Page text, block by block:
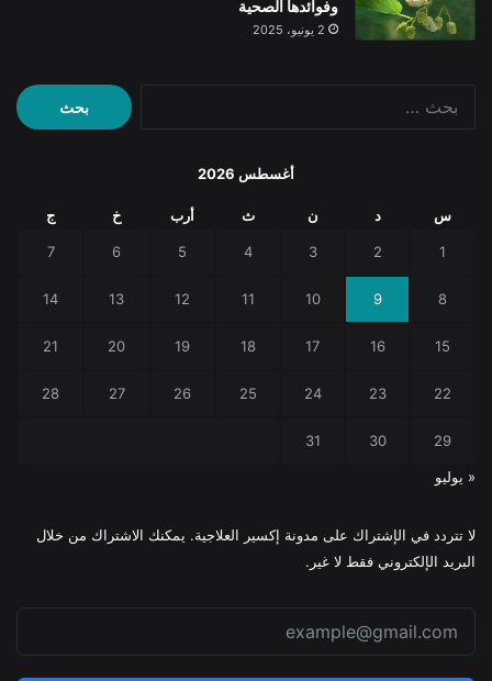
وفوائدها الصحية
2 يونيو، 2025
البحث
عن:
أغسطس 2026
س د ن ث أرب خ ج
1
2
3
4
5
6
7
8
9
10
11
12
13
14
15
16
17
18
19
20
21
22
23
24
25
26
27
28
29
30
31
« يوليو
لا تتردد في الإشتراك على مدونة إكسير العلاجية. يمكنك الاشتراك من خلال
البريد الإلكتروني فقط لا غير.